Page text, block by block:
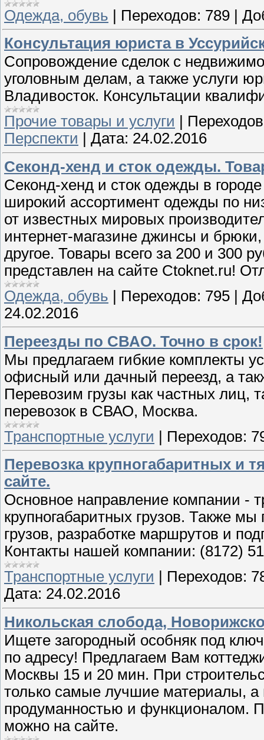
Одежда, обувь | Переходов: 789 |
Консультация юриста в
Сопровождение сделок с
уголовным делам, а также услуги
Владивосток. Консультации
Прочие товары и услуги
Перспекти
Дата: 24.02.2016
Секонд-хенд и сток одежды.
Секонд-хенд и сток одежды в
широкий ассортимент одежды по
от известных мировых
интернет-магазине джинсы и
другое. Товары всего за 200 и 300
представлен на сайте Ctoknet.ru!
Одежда, обувь
Переходов: 795
24.02.2016
Переезды по СВАО. Точно в срок!
Мы предлагаем гибкие комплекты
офисный или дачный переезд, а
Перевозим грузы как частных лиц,
перевозок в СВАО, Москва.
Транспортные услуги | Переходов:
Перевозка крупногабаритных и
сайте.
Основное направление компании -
крупногабаритных грузов. Также
грузов, разработке маршрутов и
Контакты нашей компании: (8172)
Транспортные услуги
Переходов:
Дата: 24.02.2016
Никольская слобода,
Ищете загородный особняк под
по адресу! Предлагаем Вам
Москвы 15 и 20 мин. При
только самые лучшие материалы, а
продуманностью и функционалом.
можно на сайте.